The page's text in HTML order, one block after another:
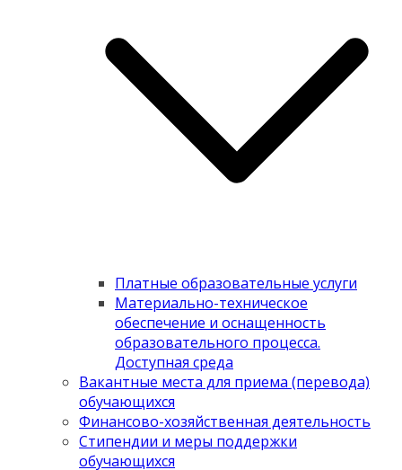
Платные образовательные услуги
Материально-техническое
обеспечение и оснащенность
образовательного процесса.
Доступная среда
Вакантные места для приема (перевода)
обучающихся
Финансово-хозяйственная деятельность
Стипендии и меры поддержки
обучающихся